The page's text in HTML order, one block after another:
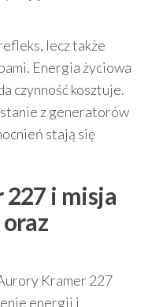
lecz także
Energia życiowa
czynność kosztuje.
z generatorów
stają się
227 i misja
Kramer 227
energii i